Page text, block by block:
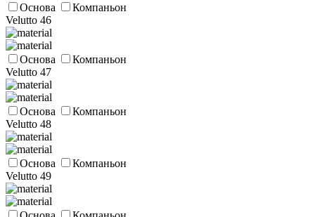
Основа
Компаньон
Velutto 46
Основа
Компаньон
Velutto 47
Основа
Компаньон
Velutto 48
Основа
Компаньон
Velutto 49